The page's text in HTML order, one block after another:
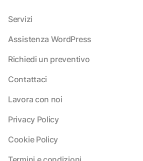
Servizi
Assistenza WordPress
Richiedi un preventivo
Contattaci
Lavora con noi
Privacy Policy
Cookie Policy